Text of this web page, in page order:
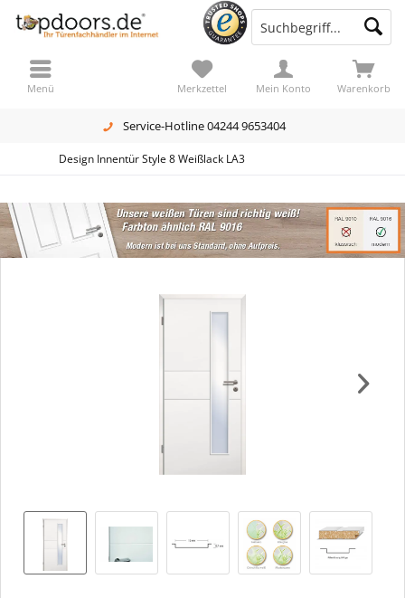
Service-Hotline 04244 9653404
Warenkorb
Merkzettel Mein Konto
Menü
Design Innentür Style 8 Weißlack LA3